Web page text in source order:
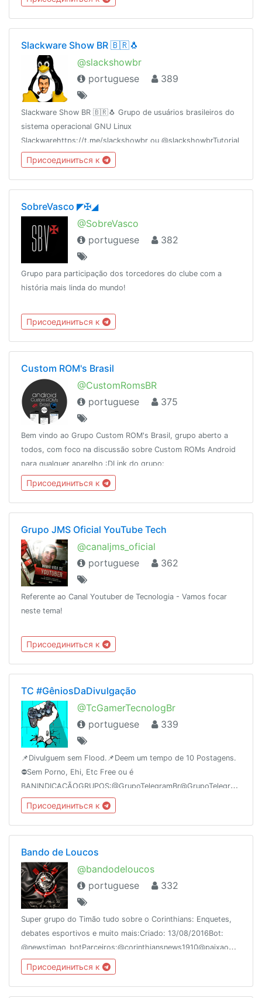
Slackware Show BR 🇧🇷🐧
@slackshowbr
portuguese
389
Slackware Show BR 🇧🇷🐧 Grupo de usuários brasileiros do
sistema operacional GNU Linux
Slackwarehttps://t.me/slackshowbr ou @slackshowbrTutorial
de Instalação Slackware
14.2https://www.youtube.com/watch?v=Rsa35PqM_dA
Присоединиться к
SobreVasco ◤✠◢
@SobreVasco
portuguese
382
Grupo para participação dos torcedores do clube com a
história mais linda do mundo!
Присоединиться к
Custom ROM's Brasil
@CustomRomsBR
portuguese
375
Bem vindo ao Grupo Custom ROM's Brasil, grupo aberto a
todos, com foco na discussão sobre Custom ROMs Android
para qualquer aparelho :DLink do grupo:
http://t.me/CustomRomsBR
Присоединиться к
Grupo JMS Oficial YouTube Tech
@canaljms_oficial
portuguese
362
Referente ao Canal Youtuber de Tecnologia - Vamos focar
neste tema!
Присоединиться к
TC #GêniosDaDivulgação
@TcGamerTecnologBr
portuguese
339
📌Divulguem sem Flood.📌Deem um tempo de 10 Postagens.
⛔️Sem Porno, Ehi, Etc Free ou é
/regras
Присоединиться к
Bando de Loucos
@bandodeloucos
portuguese
332
Super grupo do Timão tudo sobre o Corinthians: Enquetes,
debates esportivos e muito mais:Criado: 13/08/2016Bot:
@newstimao_botParceiros:@corinthiansnews1910@paixaoCorinthiana
Присоединиться к